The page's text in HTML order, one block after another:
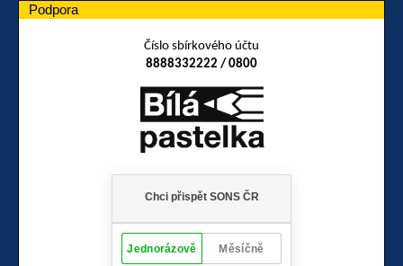
Podpora
Číslo sbírkového účtu
8888332222 / 0800